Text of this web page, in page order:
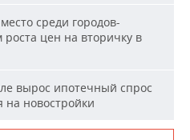
среди городов-
цен на вторичку в
вырос ипотечный спрос
на новостройки